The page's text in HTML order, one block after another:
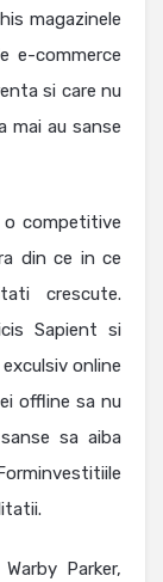
magazinele
e-commerce
si care nu
mai au sanse
competitive
din ce in ce
crescute.
Sapient si
online
offline sa nu
sa aiba
Parker,